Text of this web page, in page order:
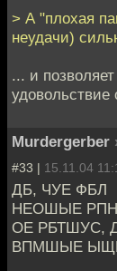
> А "плохая
неудачи)
... и
удовольствие
Murdergerber
#33 | 15.11.04
ДБ, ЧУЕ ФБЛ
НЕОШЫЕ
ОЕ РБТШУС,
ВПМШЫЕ